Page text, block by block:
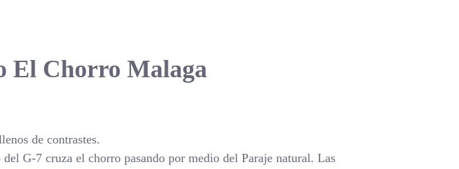
El Chorro Malaga
de contrastes.
G-7 cruza el chorro pasando por medio del Paraje natural. Las